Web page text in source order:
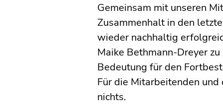
Gemeinsam mit unseren
Zusammenhalt in den
wieder nachhaltig
Maike Bethmann-Dreyer
Bedeutung für den
Für die Mitarbeitenden
nichts.